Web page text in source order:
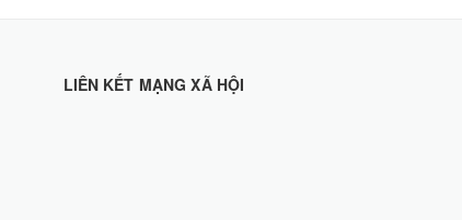
LIÊN KẾT MẠNG XÃ HỘI